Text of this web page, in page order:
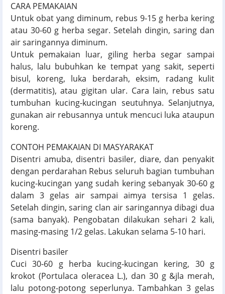
CARA PEMAKAIAN
Untuk obat yang diminum, rebus 9-15 g herba kering
atau 30-60 g herba segar. Setelah dingin, saring dan
air saringannya diminum.
Untuk pemakaian luar, giling herba segar sampai
halus, lalu bubuhkan ke tempat yang sakit, seperti
bisul, koreng, luka berdarah, eksim, radang kulit
(dermatitis), atau gigitan ular. Cara lain, rebus satu
tumbuhan kucing-kucingan seutuhnya. Selanjutnya,
gunakan air rebusannya untuk mencuci luka ataupun
koreng.
CONTOH PEMAKAIAN DI MASYARAKAT
Disentri amuba, disentri basiler, diare, dan penyakit
dengan perdarahan Rebus seluruh bagian tumbuhan
kucing-kucingan yang sudah kering sebanyak 30-60 g
dalam 3 gelas air sampai aimya tersisa 1 gelas.
Setelah dingin, saring clan air saringannya dibagi dua
(sama banyak). Pengobatan dilakukan sehari 2 kali,
masing-masing 1/2 gelas. Lakukan selama 5-10 hari.
Disentri basiler
Cuci 30-60 g herba kucing-kucingan kering, 30 g
krokot (Portulaca oleracea L.), dan 30 g &jla merah,
lalu potong-potong seperlunya. Tambahkan 3 gelas